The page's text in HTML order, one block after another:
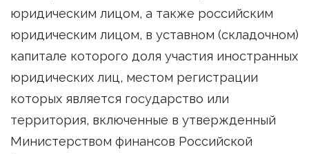
юридическим лицом, а также российским
юридическим лицом, в уставном (складочном)
капитале которого доля участия иностранных
юридических лиц, местом регистрации
которых является государство или
территория, включенные в утвержденный
Министерством финансов Российской